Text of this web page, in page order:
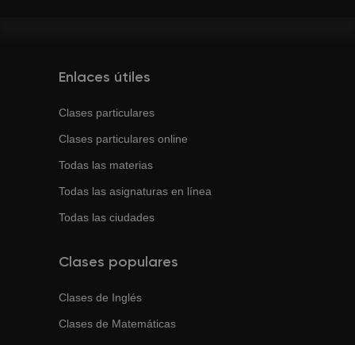
Enlaces útiles
Clases particulares
Clases particulares online
Todas las materias
Todas las asignaturas en línea
Todas las ciudades
Clases populares
Clases de Inglés
Clases de Matemáticas